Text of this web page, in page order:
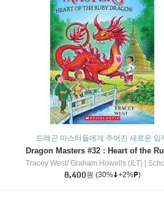
드래곤 마스터들에게 주어진 새로운 임
Tracey West/ Graham Howells (ILT)
8,400원 (30% +2% )